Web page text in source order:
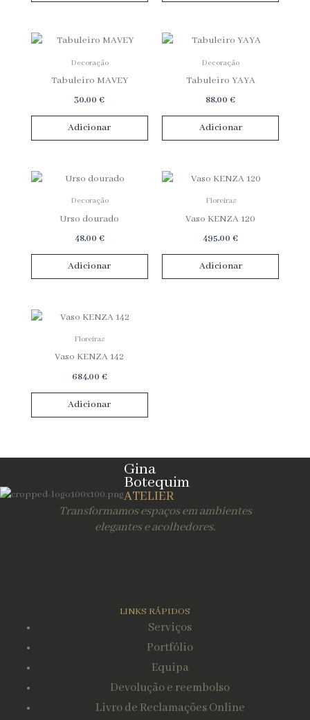
Decoração
Tabuleiro MAVEY
30,00€
Adicionar
Decoração
Tabuleiro YAYA
88,00€
Adicionar
Decoração
Urso dourado
48,00 €
Adicionar
Floreiras
Vaso KENZA 120
495,00€
Adicionar
Floreiras
Vaso KENZA 142
684,00 €
Adicionar
Gina
Botequim
ATELIER
Transformamos espaços em ambientes
elegantes e acolhedores.
LINKS RÁPIDOS
Serviços
Portfólio
Equipa
Devolução e reembolso
Livro de Reclamações Online